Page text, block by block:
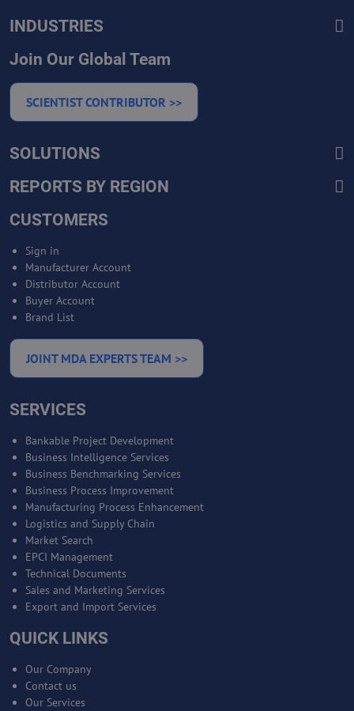
INDUSTRIES
Join Our Global Team
SCIENTIST CONTRIBUTOR >>
SOLUTIONS
REPORTS BY REGION
CUSTOMERS
Sign in
Manufacturer Account
Distributor Account
Buyer Account
Brand List
JOINT MDA EXPERTS TEAM >>
SERVICES
Bankable Project Development
Business Intelligence Services
Business Benchmarking Services
Business Process Improvement
Manufacturing Process Enhancement
Logistics and Supply Chain
Market Search
EPCI Management
Technical Documents
Sales and Marketing Services
Export and Import Services
QUICK LINKS
Our Company
Contact us
Our Services